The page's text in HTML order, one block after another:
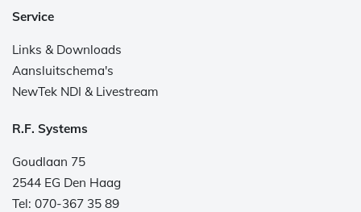
Service
Links & Downloads
Aansluitschema's
NewTek NDI & Livestream
R.F. Systems
Goudlaan 75
2544 EG Den Haag
Tel: 070-367 35 89